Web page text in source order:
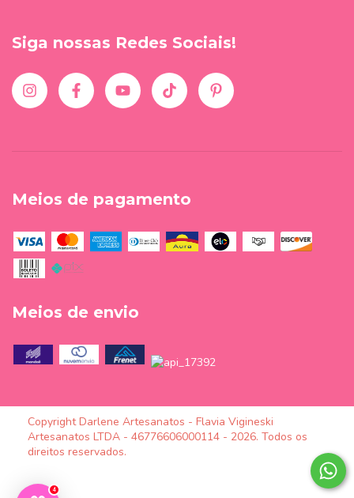
Siga nossas Redes Sociais!
Meios de pagamento
Meios de envio
Copyright Darlene Artesanatos - Flavia Vigineski
Artesanatos LTDA - 46776606000114 - 2026. Todos os
direitos reservados.
4